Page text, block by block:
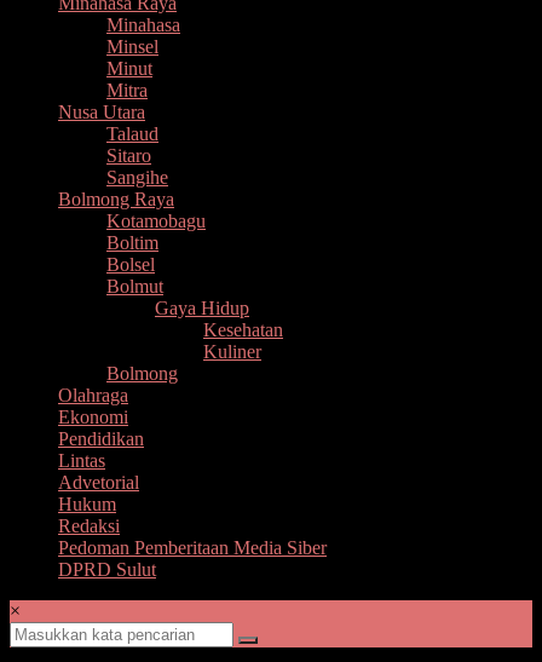
Minahasa
Minsel
Minut
Mitra
Nusa Utara
Talaud
Sitaro
Sangihe
Bolmong Raya
Kotamobagu
Boltim
Bolsel
Bolmut
Gaya Hidup
Kesehatan
Kuliner
Bolmong
Olahraga
Ekonomi
Pendidikan
Lintas
Advetorial
Hukum
Redaksi
Pedoman Pemberitaan Media Siber
DPRD Sulut
×